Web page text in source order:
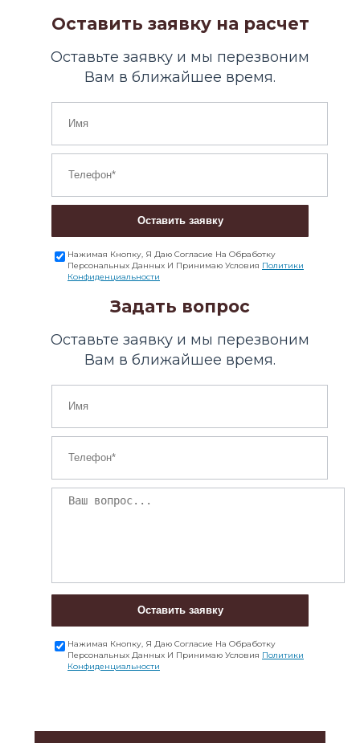
Оставить заявку на расчет
Оставьте заявку и мы перезвоним
Вам в ближайшее время.
Оставить заявку
Нажимая Кнопку, Я Даю Согласие На Обработку
Персональных Данных И Принимаю Условия Политики
Конфиденциальности
Задать вопрос
Оставьте заявку и мы перезвоним
Вам в ближайшее время.
Оставить заявку
Нажимая Кнопку, Я Даю Согласие На Обработку
Персональных Данных И Принимаю Условия Политики
Конфиденциальности